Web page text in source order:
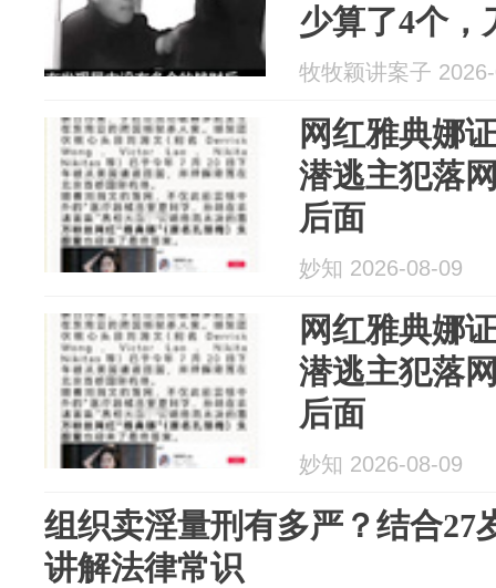
少算了4个，
道
牧牧颖讲案子
网红雅典娜
潜逃主犯落
后面
妙知 2026-08-09
网红雅典娜
潜逃主犯落
后面
妙知 2026-08-09
组织卖淫量刑有多严？结合27
讲解法律常识